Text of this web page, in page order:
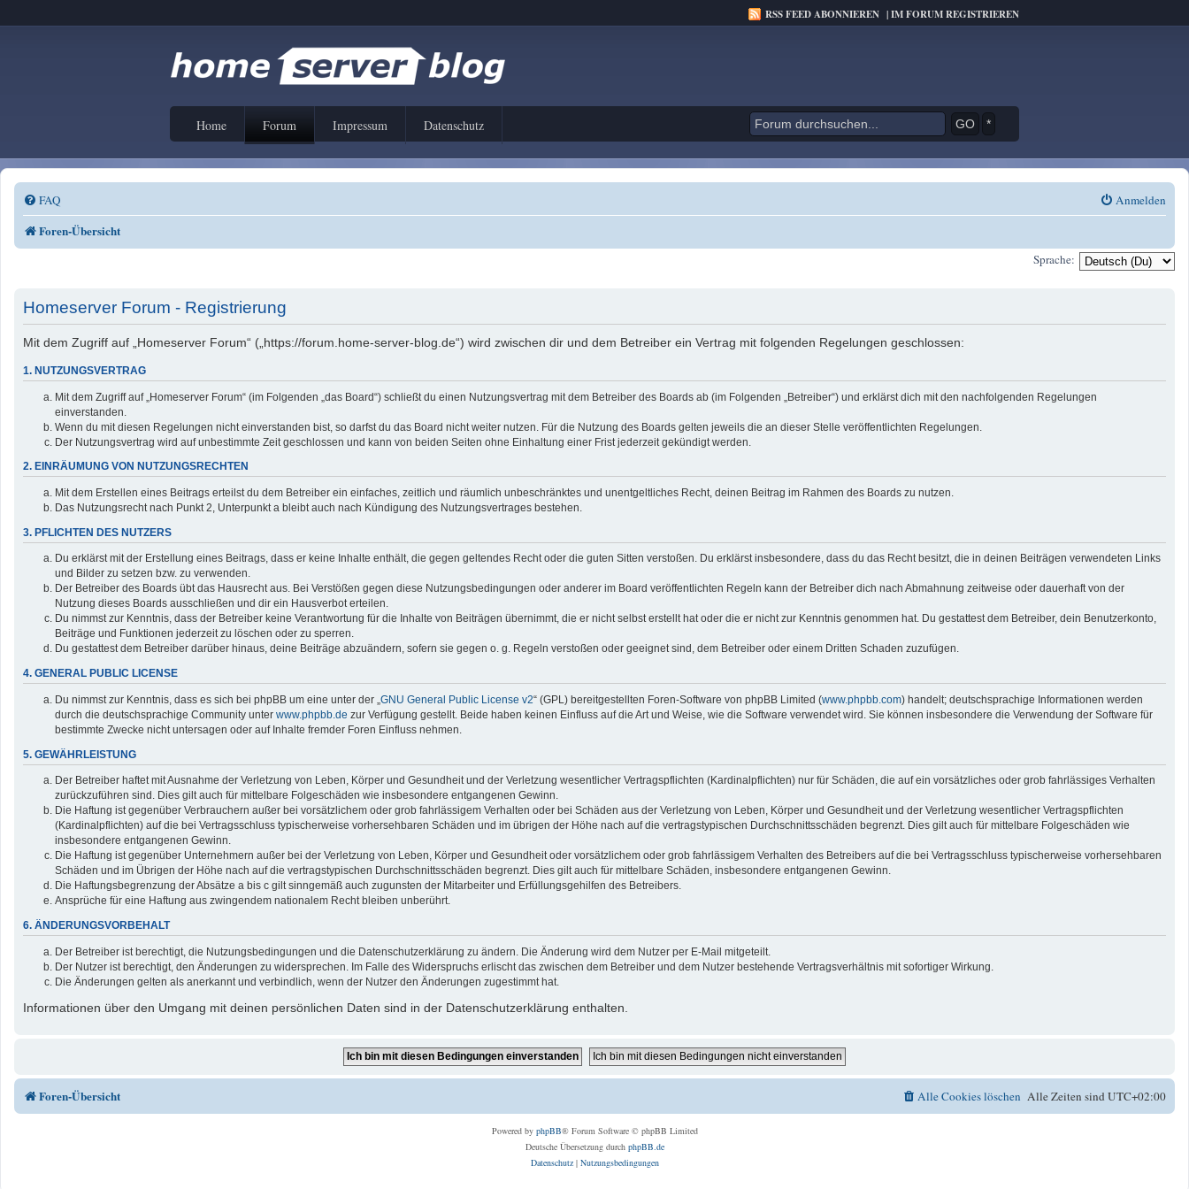
RSS FEED ABONNIEREN |IM FORUM REGISTRIEREN
Home Forum Impressum Datenschutz *
FAQ Anmelden
Foren-Übersicht
Sprache:
Homeserver Forum - Registrierung
Mit dem Zugriff auf „Homeserver Forum“ („https://forum.home-server-blog.de“) wird zwischen dir und dem Betreiber ein Vertrag mit folgenden Regelungen geschlossen:
1. NUTZUNGSVERTRAG
Mit dem Zugriff auf „Homeserver Forum“ (im Folgenden „das Board“) schließt du einen Nutzungsvertrag mit dem Betreiber des Boards ab (im Folgenden „Betreiber“) und erklärst dich mit den nachfolgenden Regelungen
einverstanden.
Wenn du mit diesen Regelungen nicht einverstanden bist, so darfst du das Board nicht weiter nutzen. Für die Nutzung des Boards gelten jeweils die an dieser Stelle veröffentlichten Regelungen.
Der Nutzungsvertrag wird auf unbestimmte Zeit geschlossen und kann von beiden Seiten ohne Einhaltung einer Frist jederzeit gekündigt werden.
2. EINRÄUMUNG VON NUTZUNGSRECHTEN
Mit dem Erstellen eines Beitrags erteilst du dem Betreiber ein einfaches, zeitlich und räumlich unbeschränktes und unentgeltliches Recht, deinen Beitrag im Rahmen des Boards zu nutzen.
Das Nutzungsrecht nach Punkt 2, Unterpunkt a bleibt auch nach Kündigung des Nutzungsvertrages bestehen.
3. PFLICHTEN DES NUTZERS
Du erklärst mit der Erstellung eines Beitrags, dass er keine Inhalte enthält, die gegen geltendes Recht oder die guten Sitten verstoßen. Du erklärst insbesondere, dass du das Recht besitzt, die in deinen Beiträgen verwendeten Links
und Bilder zu setzen bzw. zu verwenden.
Der Betreiber des Boards übt das Hausrecht aus. Bei Verstößen gegen diese Nutzungsbedingungen oder anderer im Board veröffentlichten Regeln kann der Betreiber dich nach Abmahnung zeitweise oder dauerhaft von der
Nutzung dieses Boards ausschließen und dir ein Hausverbot erteilen.
Du nimmst zur Kenntnis, dass der Betreiber keine Verantwortung für die Inhalte von Beiträgen übernimmt, die er nicht selbst erstellt hat oder die er nicht zur Kenntnis genommen hat. Du gestattest dem Betreiber, dein Benutzerkonto,
Beiträge und Funktionen jederzeit zu löschen oder zu sperren.
Du gestattest dem Betreiber darüber hinaus, deine Beiträge abzuändern, sofern sie gegen o. g. Regeln verstoßen oder geeignet sind, dem Betreiber oder einem Dritten Schaden zuzufügen.
4. GENERAL PUBLIC LICENSE
Du nimmst zur Kenntnis, dass es sich bei phpBB um eine unter der „ GNU General Public License v2“ (GPL) bereitgestellten Foren-Software von phpBB Limited (www.phpbb.com) handelt; deutschsprachige Informationen werden
durch die deutschsprachige Community unter www.phpbb.de zur Verfügung gestellt. Beide haben keinen Einfluss auf die Art und Weise, wie die Software verwendet wird. Sie können insbesondere die Verwendung der Software für
bestimmte Zwecke nicht untersagen oder auf Inhalte fremder Foren Einfluss nehmen.
5. GEWÄHRLEISTUNG
Der Betreiber haftet mit Ausnahme der Verletzung von Leben, Körper und Gesundheit und der Verletzung wesentlicher Vertragspflichten (Kardinalpflichten) nur für Schäden, die auf ein vorsätzliches oder grob fahrlässiges Verhalten
zurückzuführen sind. Dies gilt auch für mittelbare Folgeschäden wie insbesondere entgangenen Gewinn.
Die Haftung ist gegenüber Verbrauchern außer bei vorsätzlichem oder grob fahrlässigem Verhalten oder bei Schäden aus der Verletzung von Leben, Körper und Gesundheit und der Verletzung wesentlicher Vertragspflichten
(Kardinalpflichten) auf die bei Vertragsschluss typischerweise vorhersehbaren Schäden und im übrigen der Höhe nach auf die vertragstypischen Durchschnittsschäden begrenzt. Dies gilt auch für mittelbare Folgeschäden wie
insbesondere entgangenen Gewinn.
Die Haftung ist gegenüber Unternehmern außer bei der Verletzung von Leben, Körper und Gesundheit oder vorsätzlichem oder grob fahrlässigem Verhalten des Betreibers auf die bei Vertragsschluss typischerweise vorhersehbaren
Schäden und im Übrigen der Höhe nach auf die vertragstypischen Durchschnittsschäden begrenzt. Dies gilt auch für mittelbare Schäden, insbesondere entgangenen Gewinn.
Die Haftungsbegrenzung der Absätze a bis c gilt sinngemäß auch zugunsten der Mitarbeiter und Erfüllungsgehilfen des Betreibers.
Ansprüche für eine Haftung aus zwingendem nationalem Recht bleiben unberührt.
6. ÄNDERUNGSVORBEHALT
Der Betreiber ist berechtigt, die Nutzungsbedingungen und die Datenschutzerklärung zu ändern. Die Änderung wird dem Nutzer per E-Mail mitgeteilt.
Der Nutzer ist berechtigt, den Änderungen zu widersprechen. Im Falle des Widerspruchs erlischt das zwischen dem Betreiber und dem Nutzer bestehende Vertragsverhältnis mit sofortiger Wirkung.
Die Änderungen gelten als anerkannt und verbindlich, wenn der Nutzer den Änderungen zugestimmt hat.
Informationen über den Umgang mit deinen persönlichen Daten sind in der Datenschutzerklärung enthalten.
Foren-Übersicht Alle Zeiten sindUTC+02:00
Alle Cookies löschen
Powered by phpBB® Forum Software © phpBB Limited
Deutsche Übersetzung durch phpBB.de
Datenschutz| Nutzungsbedingungen